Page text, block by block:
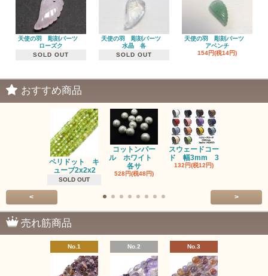
天使の羽 彫刻パーツ
ローズク
SOLD OUT
天使の羽 彫刻パーツ
水晶 各
SOLD OUT
天使の羽 彫刻パーツ
アベンチ
154円(税14円)
おすすめ商品
ペリドット キ
ューブ2x2x2
SOLD OUT
コットンパー
ル ホワイト
各サ
528円(税48円)
スウェードコー
ド 幅3mm 3
132円(税12円)
< >
売れ筋商品
No.1 No.2 No.3